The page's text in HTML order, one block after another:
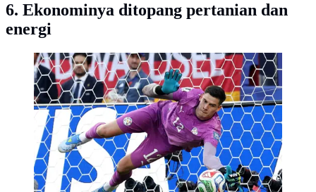
6. Ekonominya ditopang pertanian dan
energi
Pertandingan Jerman dan Paraguay di Stadion Boston
di Foxborough, AS, Senin (29/06/2026). (Dok.
AFP/Jewel Samad)